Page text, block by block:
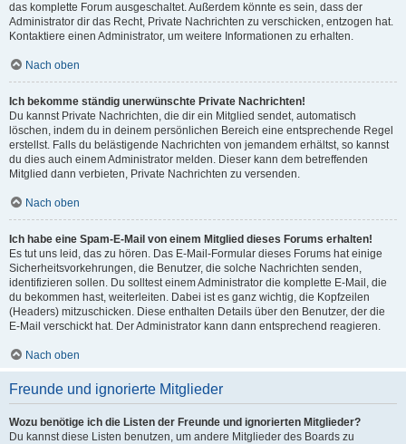
das komplette Forum ausgeschaltet. Außerdem könnte es sein, dass der
Administrator dir das Recht, Private Nachrichten zu verschicken, entzogen hat.
Kontaktiere einen Administrator, um weitere Informationen zu erhalten.
Nach oben
Ich bekomme ständig unerwünschte Private Nachrichten!
Du kannst Private Nachrichten, die dir ein Mitglied sendet, automatisch
löschen, indem du in deinem persönlichen Bereich eine entsprechende Regel
erstellst. Falls du belästigende Nachrichten von jemandem erhältst, so kannst
du dies auch einem Administrator melden. Dieser kann dem betreffenden
Mitglied dann verbieten, Private Nachrichten zu versenden.
Nach oben
Ich habe eine Spam-E-Mail von einem Mitglied dieses Forums erhalten!
Es tut uns leid, das zu hören. Das E-Mail-Formular dieses Forums hat einige
Sicherheitsvorkehrungen, die Benutzer, die solche Nachrichten senden,
identifizieren sollen. Du solltest einem Administrator die komplette E-Mail, die
du bekommen hast, weiterleiten. Dabei ist es ganz wichtig, die Kopfzeilen
(Headers) mitzuschicken. Diese enthalten Details über den Benutzer, der die
E-Mail verschickt hat. Der Administrator kann dann entsprechend reagieren.
Nach oben
Freunde und ignorierte Mitglieder
Wozu benötige ich die Listen der Freunde und ignorierten Mitglieder?
Du kannst diese Listen benutzen, um andere Mitglieder des Boards zu